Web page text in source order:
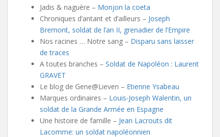
Jadis & naguère – Monjon la coeta
Chroniques d’antant et d’ailleurs – Joseph
Bremont, soldat de l’an II, grenadier de l’Empire
Nos racines … Notre sang – Disparu sans laisser
de traces
A toutes branches – Soldat de Napoléon : Laurent
GRAVET
Le blog de Gene@Lieven – Etienne Ysabeau
Marques ordinaires – Louis-Joseph Walentin, un
soldat de la Grande Armée en Espagne
Une histoire de famille – Jean Lacrouts dit
Lacomme: un soldat napoléonnien